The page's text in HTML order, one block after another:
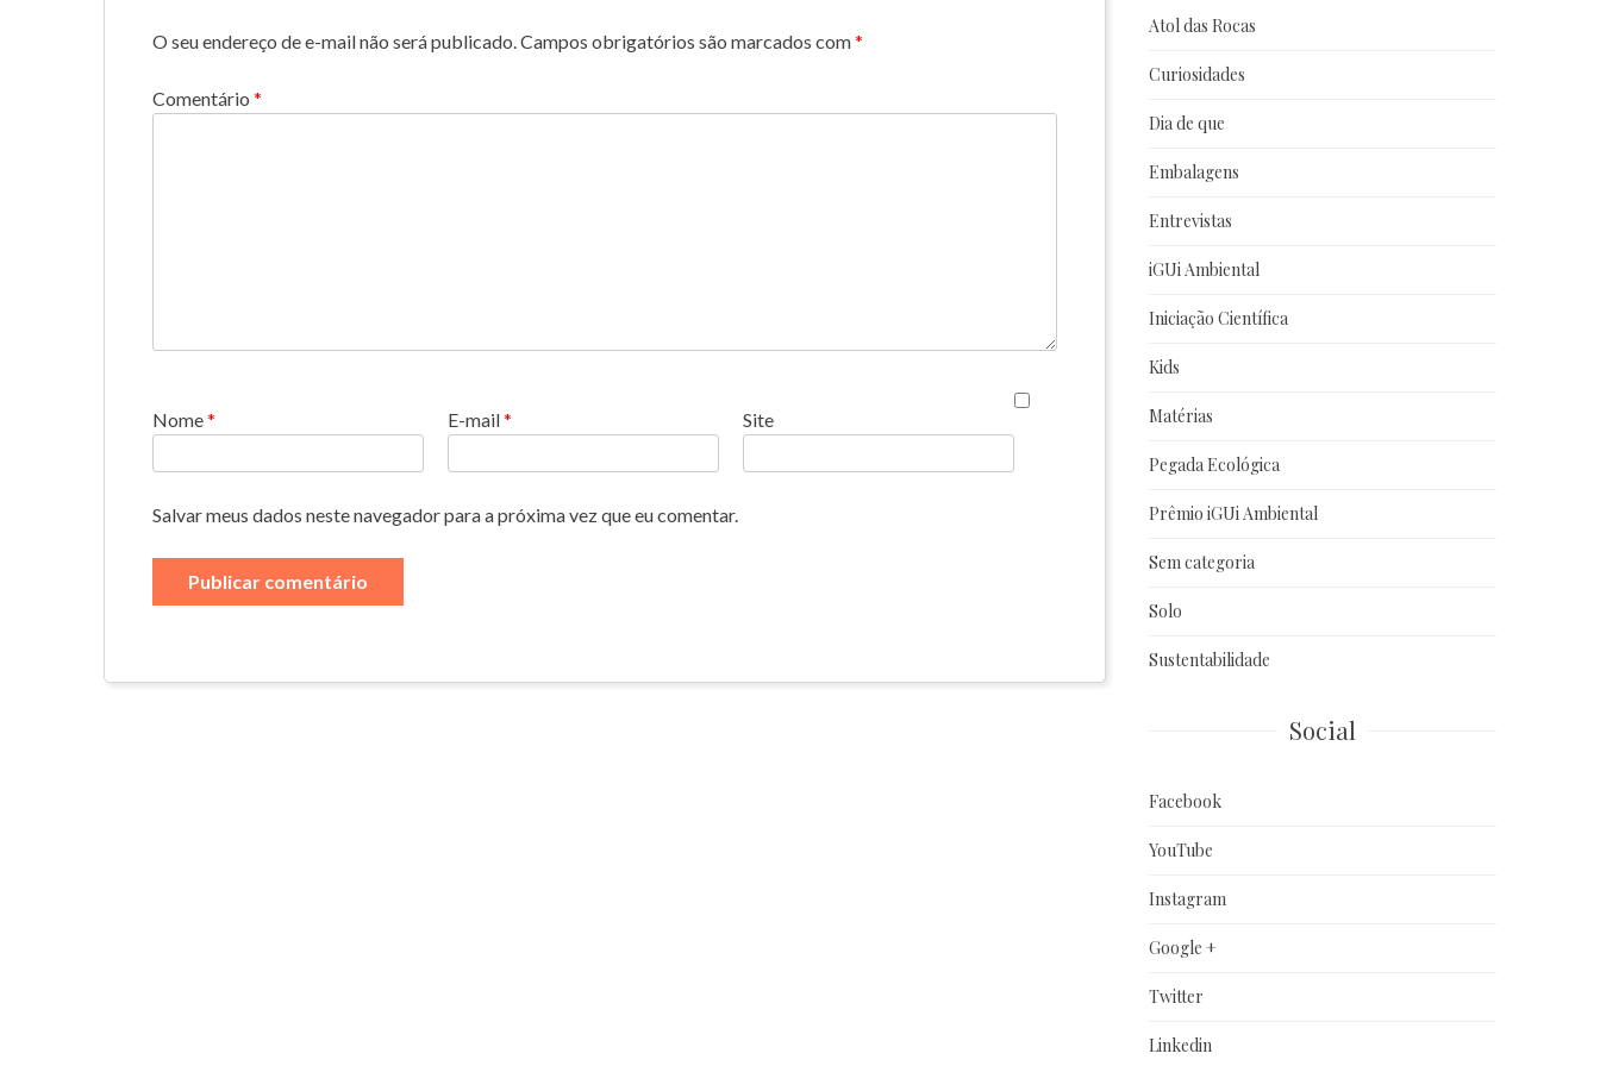
O seu endereço de e-mail não será publicado. Campos obrigatórios são marcados com*
Comentário *
Nome* E-mail* Site
Salvar meus dados neste navegador para a próxima vez que eu comentar.
Atol das Rocas
Curiosidades
Dia de que
Embalagens
Entrevistas
iGUi Ambiental
Iniciação Científica
Kids
Matérias
Pegada Ecológica
Prêmio iGUi Ambiental
Sem categoria
Solo
Sustentabilidade
Social
Facebook
YouTube
Instagram
Google +
Twitter
Linkedin